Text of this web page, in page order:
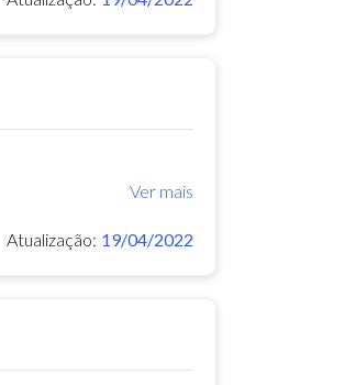
Ver mais
Atualização: 19/04/2022